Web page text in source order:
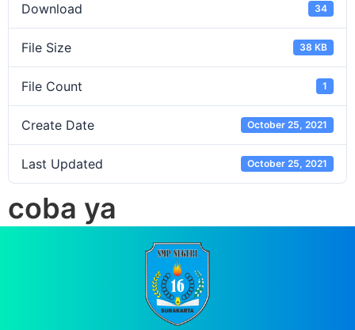
Download 34
File Size 38 KB
File Count 1
Create Date October 25, 2021
Last Updated October 25, 2021
coba ya